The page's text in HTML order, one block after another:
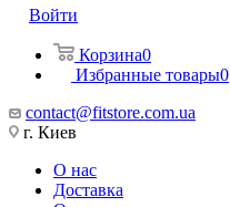
Войти
Корзина0
Избранные товары0
contact@fitstore.com.ua
г. Киев
О нас
Доставка